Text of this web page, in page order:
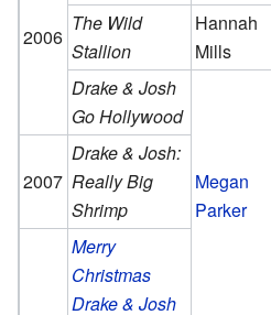
2006
The Wild
Stallion
Hannah
Mills
Drake & Josh
Go Hollywood
Megan
Parker
2007
Drake & Josh:
Really Big
Shrimp
Merry
Christmas
Drake & Josh